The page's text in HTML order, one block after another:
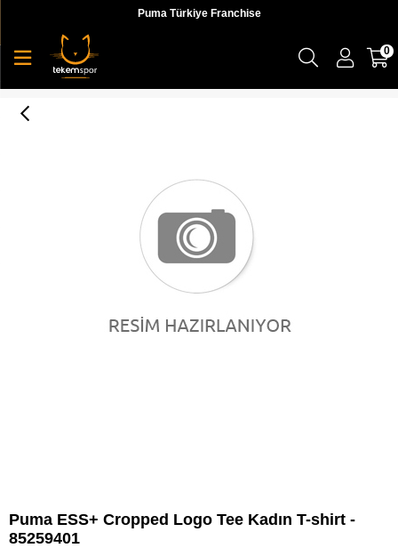
Puma Türkiye Franchise
0
Puma ESS+ Cropped Logo Tee Kadın T-shirt -
85259401